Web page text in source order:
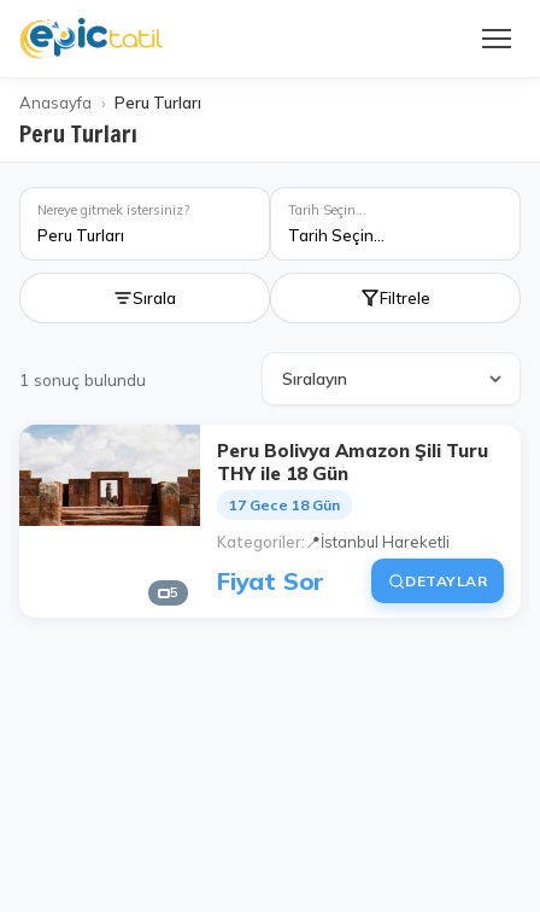
Anasayfa Peru Turları
Peru Turları
Nereye gitmek istersiniz?
Peru Turları
Tarih Seçin...
Tarih Seçin...
Sırala Filtrele
1 sonuç bulundu
5
Peru Bolivya Amazon Şili Turu
THY ile 18 Gün
17 Gece 18 Gün
Kategoriler 📍İstanbul Hareketli
Fiyat Sor DETAYLAR